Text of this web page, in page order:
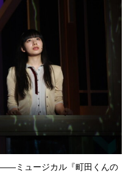
ミュージカル『町田くんの